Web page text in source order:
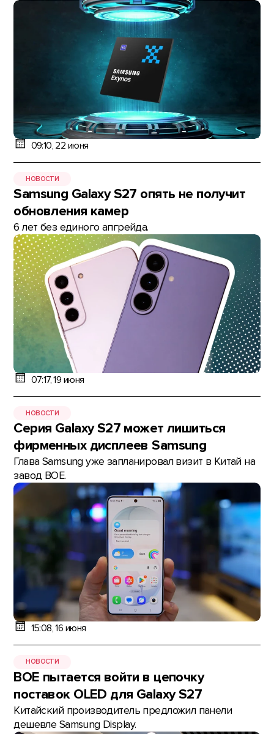
09:10, 22 июня
НОВОСТИ
Samsung Galaxy S27 опять не получит
обновления камер
6 лет без единого апгрейда.
07:17, 19 июня
НОВОСТИ
Серия Galaxy S27 может лишиться
фирменных дисплеев Samsung
Глава Samsung уже запланировал визит в Китай на
завод BOE.
15:08, 16 июня
НОВОСТИ
BOE пытается войти в цепочку
поставок OLED для Galaxy S27
Китайский производитель предложил панели
дешевле Samsung Display.